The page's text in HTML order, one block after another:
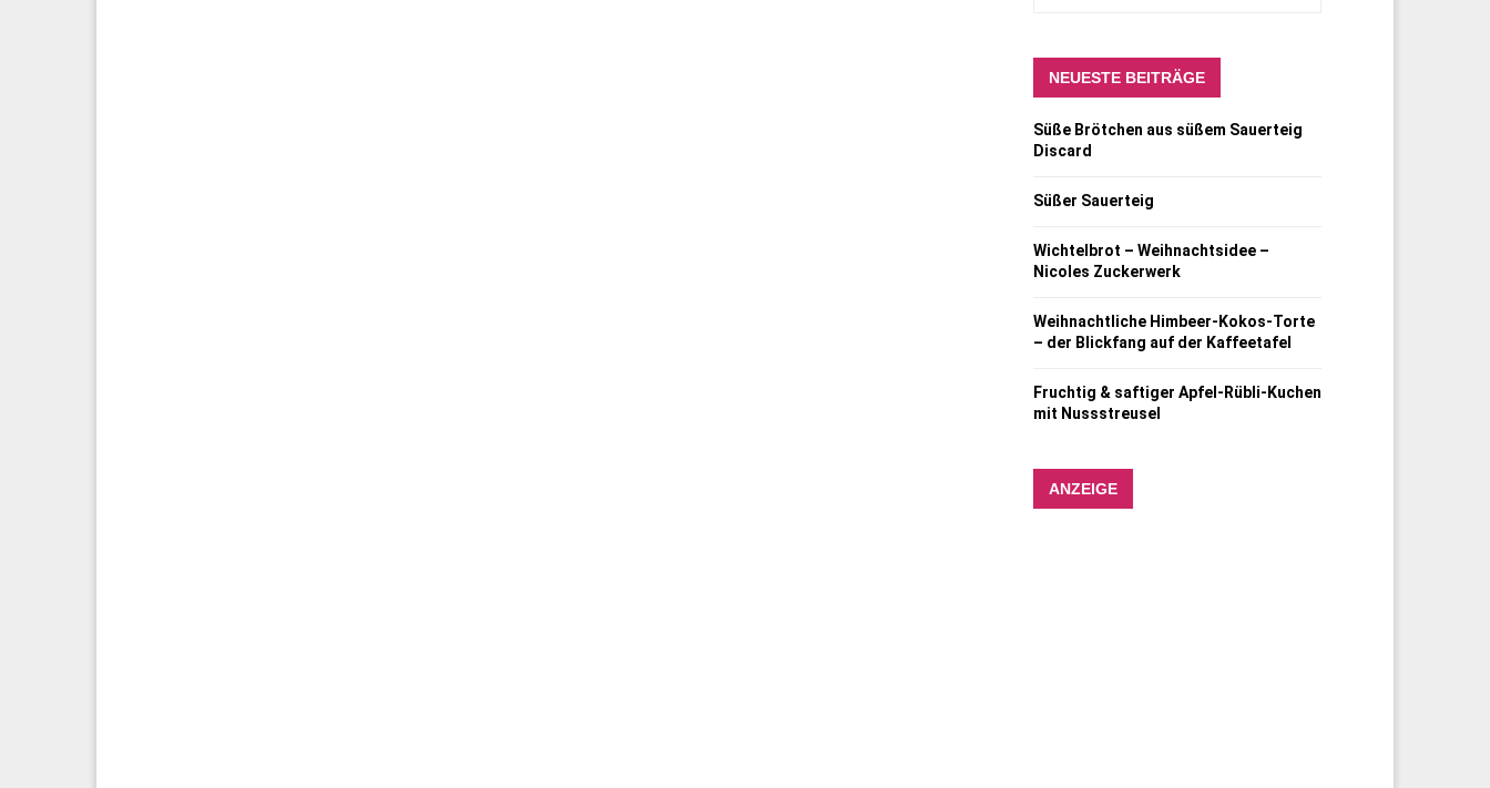
NEUESTE BEITRÄGE
Süße Brötchen aus süßem Sauerteig
Discard
Süßer Sauerteig
Wichtelbrot – Weihnachtsidee –
Nicoles Zuckerwerk
Weihnachtliche Himbeer-Kokos-Torte
– der Blickfang auf der Kaffeetafel
Fruchtig & saftiger Apfel-Rübli-Kuchen
mit Nussstreusel
ANZEIGE